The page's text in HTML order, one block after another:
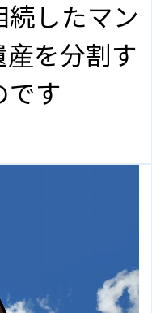
続したマン
を分割す
です